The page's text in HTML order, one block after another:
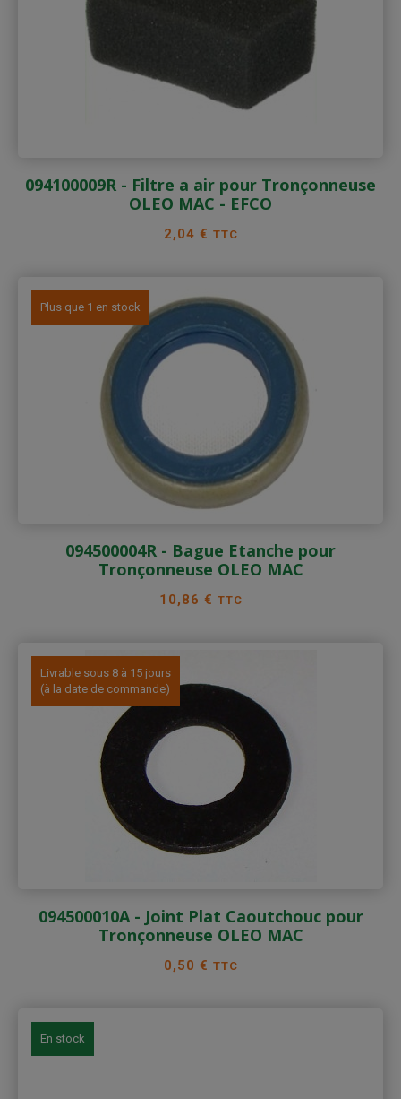
094100009R - Filtre a air pour Tronçonneuse
OLEO MAC - EFCO
Prix
2,04 € TTC
Plus que 1 en stock
094500004R - Bague Etanche pour
Tronçonneuse OLEO MAC
Prix
10,86 € TTC
Livrable sous 8 à 15 jours
(à la date de commande)
094500010A - Joint Plat Caoutchouc pour
Tronçonneuse OLEO MAC
Prix
0,50 € TTC
En stock